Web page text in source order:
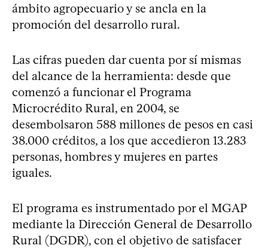
ámbito agropecuario y se ancla en la
promoción del desarrollo rural.
Las cifras pueden dar cuenta por sí mismas
del alcance de la herramienta: desde que
comenzó a funcionar el Programa
Microcrédito Rural, en 2004, se
desembolsaron 588 millones de pesos en casi
38.000 créditos, a los que accedieron 13.283
personas, hombres y mujeres en partes
iguales.
El programa es instrumentado por el MGAP
mediante la Dirección General de Desarrollo
Rural (DGDR), con el objetivo de satisfacer